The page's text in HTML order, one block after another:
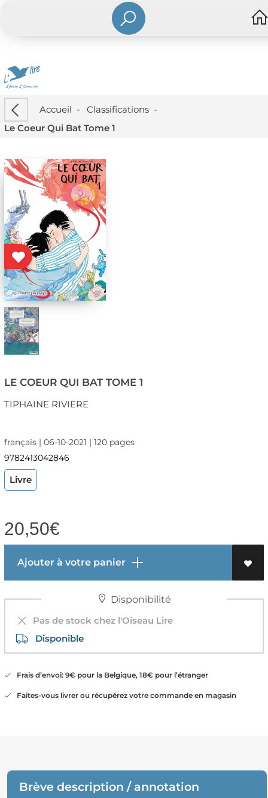
Accueil - Classifications-
Le Coeur Qui Bat Tome 1
LE COEUR QUI BAT TOME 1
TIPHAINE RIVIERE
français | 06-10-2021 | 120 pages
9782413042846
Livre
20,50€
Ajouter à votre panier
Disponibilité
Pas de stock chez l'Oiseau Lire
Disponible
Frais d’envoi: 9€ pour la Belgique, 18€ pour l’étranger
Faites-vous livrer ou récupérez votre commande en magasin
Brève description / annotation